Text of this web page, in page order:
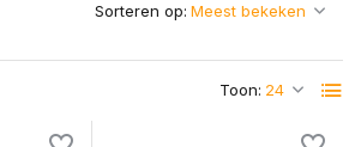
Toon:
Sorteren op: